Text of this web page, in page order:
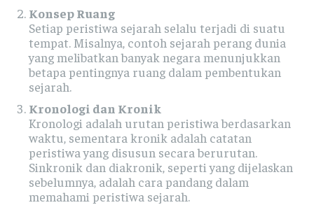
Konsep Ruang
Setiap peristiwa sejarah selalu terjadi di suatu
tempat. Misalnya, contoh sejarah perang dunia
yang melibatkan banyak negara menunjukkan
betapa pentingnya ruang dalam pembentukan
sejarah.
Kronologi dan Kronik
Kronologi adalah urutan peristiwa berdasarkan
waktu, sementara kronik adalah catatan
peristiwa yang disusun secara berurutan.
Sinkronik dan diakronik, seperti yang dijelaskan
sebelumnya, adalah cara pandang dalam
memahami peristiwa sejarah.